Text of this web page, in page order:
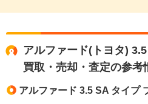
アルファード(トヨタ)
買取・売却・査定の参考
アルファード 3.5 SA タイプ